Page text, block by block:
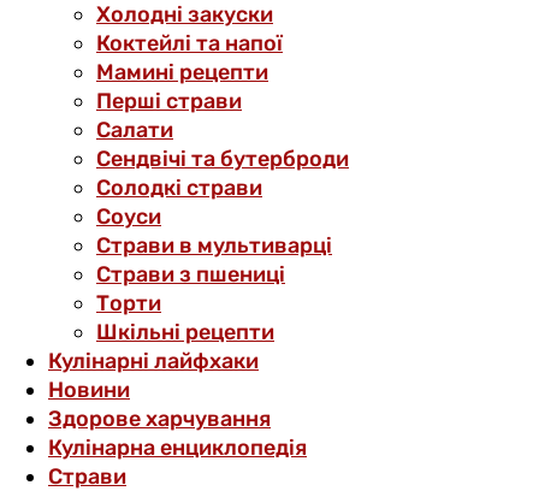
Холодні закуски
Коктейлі та напої
Мамині рецепти
Перші страви
Салати
Сендвічі та бутерброди
Солодкі страви
Соуси
Страви в мультиварці
Страви з пшениці
Торти
Шкільні рецепти
Кулінарні лайфхаки
Новини
Здорове харчування
Кулінарна енциклопедія
Страви